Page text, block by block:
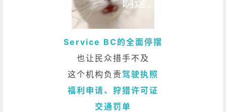
Service BC的全面停摆
也让民众措手不及
这个机构负责驾驶执照
福利申请、狩猎许可证
交通罚单